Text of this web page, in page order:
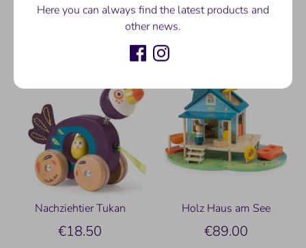
Nachziehtier Tukan
€18.50
Holz Haus am See
€89.00
Here you can always find the latest products and
other news.